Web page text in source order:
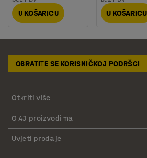
U KOŠARICU U KOŠARICU
OBRATITE SE KORISNIČKOJ PODRŠCI
Otkriti više
O AJ proizvodima
Uvjeti prodaje